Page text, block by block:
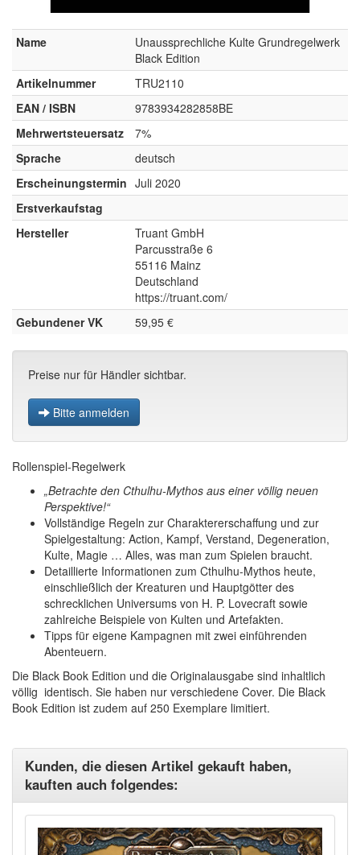
Name
Unaussprechliche Kulte Grundregelwerk
Black Edition
Artikelnummer
TRU2110
EAN / ISBN
9783934282858BE
Mehrwertsteuersatz
7%
Sprache
deutsch
Erscheinungstermin Juli 2020
Erstverkaufstag
Hersteller
Truant GmbH
Parcusstraße 6
55116 Mainz
Deutschland
https://truant.com/
Gebundener VK
59,95 €
Preise nur für Händler sichtbar.
Bitte anmelden
Rollenspiel-Regelwerk
„Betrachte den Cthulhu-Mythos aus einer völlig neuen
Perspektive!“
Vollständige Regeln zur Charaktererschaffung und zur
Spielgestaltung: Action, Kampf, Verstand, Degeneration,
Kulte, Magie … Alles, was man zum Spielen braucht.
Detaillierte Informationen zum Cthulhu-Mythos heute,
einschließlich der Kreaturen und Hauptgötter des
schrecklichen Universums von H. P. Lovecraft sowie
zahlreiche Beispiele von Kulten und Artefakten.
Tipps für eigene Kampagnen mit zwei einführenden
Abenteuern.
Die Black Book Edition und die Originalausgabe sind inhaltlich
völlig identisch. Sie haben nur verschiedene Cover. Die Black
Book Edition ist zudem auf 250 Exemplare limitiert.
Kunden, die diesen Artikel gekauft haben,
kauften auch folgendes: